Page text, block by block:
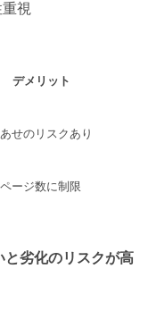
視
デメリット
せのリスクあり
ージ数に制限
と劣化のリスクが高